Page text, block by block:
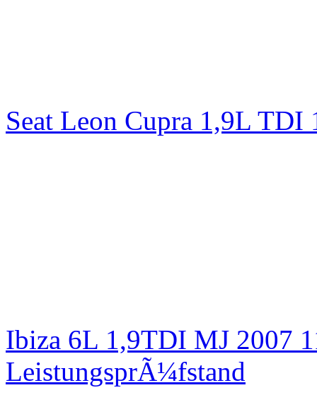
Seat Leon Cupra 1,9L TDI
Ibiza 6L 1,9TDI MJ 2007
LeistungsprÃ¼fstand